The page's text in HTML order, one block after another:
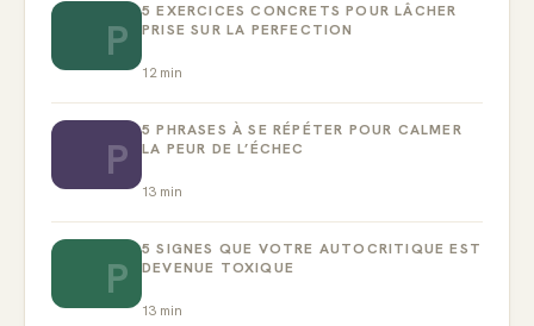
P
5 EXERCICES CONCRETS POUR LÂCHER
PRISE SUR LA PERFECTION
12min
P
5 PHRASES À SE RÉPÉTER POUR CALMER
LA PEUR DE L’ÉCHEC
13 min
P
5 SIGNES QUE VOTRE AUTOCRITIQUE EST
DEVENUE TOXIQUE
13 min